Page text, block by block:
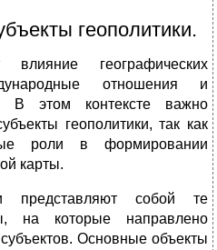
геополитики.
влияние географических
отношения и
В этом контексте важно
геополитики, так как
роли в формировании
карты.
представляют собой те
на которые направлено
Основные объекты